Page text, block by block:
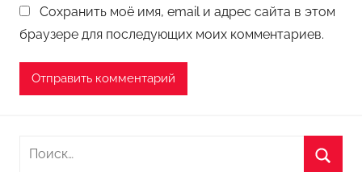
Сохранить моё имя, email и адрес сайта в этом
браузере для последующих моих комментариев.